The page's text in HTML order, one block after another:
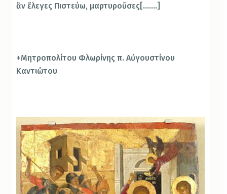
ἂν ἔ­λεγες Πιστεύω, μαρτυροῦσες[…….]
+Μητροπολίτου Φλωρίνης π. Αὐγουστίνου
Καντιώτου